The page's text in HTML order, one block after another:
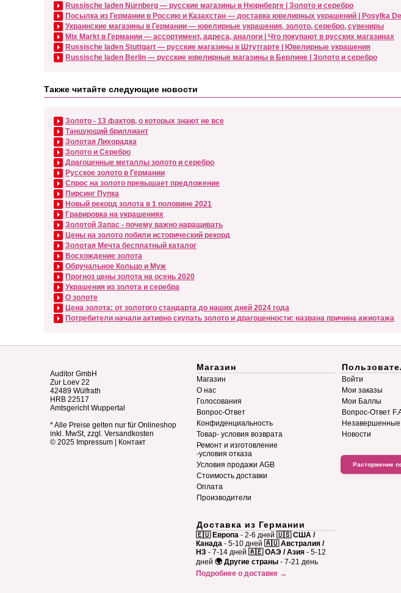
Russische laden Nürnberg — русские магазины в Нюрнберге | Золото и серебро
Посылка из Германии в Россию и Казахстан — доставка ювелирных украшений | Posylka
Украинские магазины в Германии — ювелирные украшения, золото, серебро, сувениры
Mix Markt в Германии — ассортимент, адреса, аналоги | Что покупают в русских магазинах
Russische laden Stuttgart — русские магазины в Штутгарте | Ювелирные украшения
Russische laden Berlin — русские ювелирные магазины в Берлине | Золото и серебро
Также читайте следующие новости
Золото - 13 фактов, о которых знают не все
Танцующий бриллиант
Золотая Лихорадка
Золото и Серебро
Драгоценные металлы золото и серебро
Русское золото в Германии
Спрос на золото превышает предложение
Пирсинг Пупка
Новый рекорд золота в 1 половине 2021
Гравировка на украшениях
Золотой Запас - почему важно наращивать
Цены на золото побили исторический рекорд
Золотая Мечта бесплатный каталог
Восхождение золота
Обручальное Кольцо и Муж
Прогноз цены золота на осень 2020
Украшения из золота и серебра
О золоте
Цена золота: от золотого стандарта до наших дней 2024 года
Потребители начали активно скупать золото и драгоценности: названа причина ажиотажа
Auditor GmbH
Zur Loev 22
42489 Wülfrath
HRB 22517
Amtsgericht Wuppertal
* Alle Preise gelten nur für Onlineshop
inkl. MwSt, zzgl. Versandkosten
© 2025 Impressum Контакт
Магазин
Магазин
О нас
Голосования
Вопрос-Ответ
Конфиденциальность
Товар- условия возврата
Ремонт и изготовление
-условия отказа
Условия продажи AGB
Стоимость доставки
Оплата
Производители
Доставка из Германии
🇪🇺 Европа - 2-6 дней 🇺🇸 США /
Канада - 5-10 дней 🇦🇺 Австралия /
НЗ - 7-14 дней 🇦🇪 ОАЭ / Азия - 5-12
дней 🌍 Другие страны - 7-21 день
Подробнее о доставке →
Войти
Мои заказы
Мои Баллы
Вопрос-Ответ
Незавершенные
Новости
Расторжение